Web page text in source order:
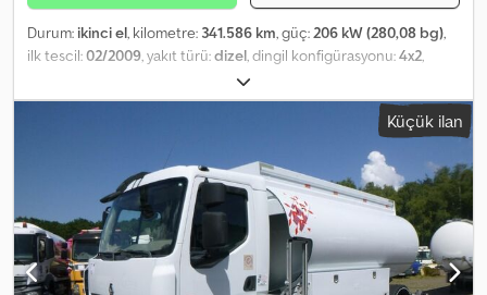
Durum: ikinci el, kilometre: 341.586 km, güç: 206 kW (280,08 bg),
ilk tescil:02/2009 , yakıt türü:dizel , dingil konfigürasyonu:4x2
dizel
gündüz kabini, vites türü:mekanik, emisyon sınıfı:Euro 5, koltuk
2.530 mm, izin
, izin verilen dingil yükü (dingil
, yükleme alanı uzunluğu:5.550 mm
, yükleme alanı
2.420 mm , yükleme alanı yüksekliği:2.580 mm, Üretim yılı:
2009
, Donanım:ABS, elektrikli ayna, elektrikli cam sistemi,
hidrolik arka platform, klima
, = Ek Seçenekler ve Aksesuarlar =
Dcedpfxszbmxbe Anijk Diğer - Elektrikli ayarlanabilir koltuklar -
Arka kapı Diğer - Radyo-CD çalar = Ek Bilgiler = Teknik Bilgiler
Küçük ilan